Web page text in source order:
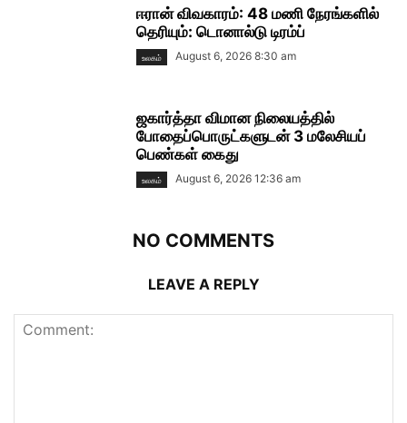
ஈரான் விவகாரம்: 48 மணி நேரங்களில்
தெரியும்: டொனால்டு டிரம்ப்
உலகம் August 6, 2026 8:30 am
ஜகார்த்தா விமான நிலையத்தில்
போதைப்பொருட்களுடன் 3 மலேசியப்
பெண்கள் கைது
உலகம் August 6, 2026 12:36 am
NO COMMENTS
LEAVE A REPLY